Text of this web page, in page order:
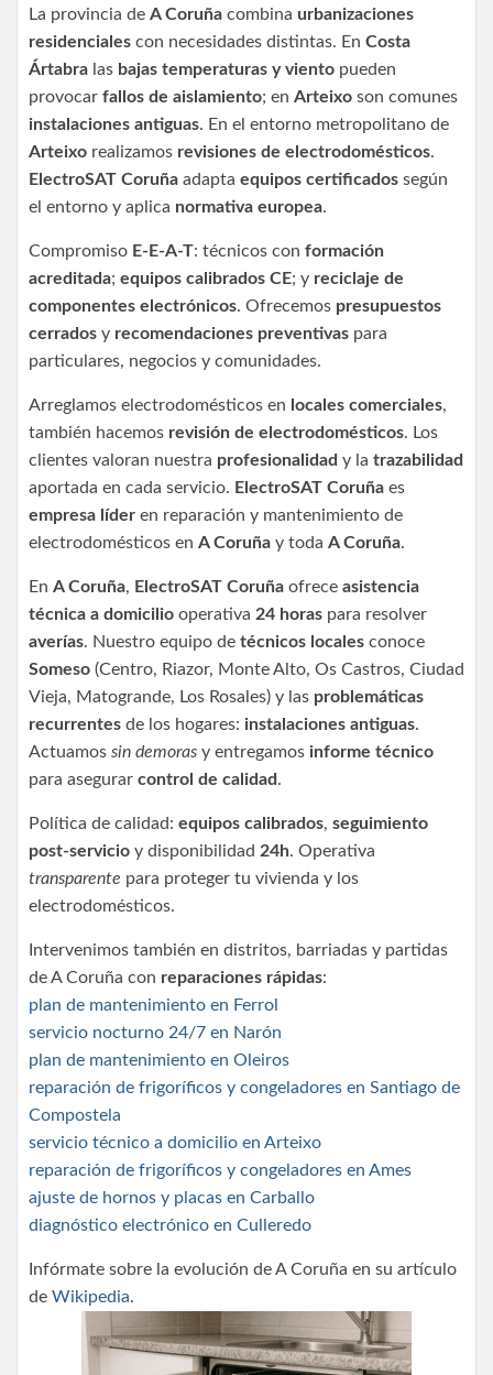
La provincia de A Coruña combina urbanizaciones
residenciales con necesidades distintas. En Costa
Ártabra las bajas temperaturas y viento pueden
provocar fallos de aislamiento; en Arteixo son comunes
instalaciones antiguas. En el entorno metropolitano de
Arteixo realizamos revisiones de electrodomésticos.
ElectroSAT Coruña adapta equipos certificados según
el entorno y aplica normativa europea.
Compromiso E-E-A-T: técnicos con formación
acreditada; equipos calibrados CE; y reciclaje de
componentes electrónicos. Ofrecemos presupuestos
cerrados y recomendaciones preventivas para
particulares, negocios y comunidades.
Arreglamos electrodomésticos en locales comerciales,
también hacemos revisión de electrodomésticos. Los
clientes valoran nuestra profesionalidad y la trazabilidad
aportada en cada servicio. ElectroSAT Coruña es
empresa líder en reparación y mantenimiento de
electrodomésticos en A Coruña y toda A Coruña.
En A Coruña, ElectroSAT Coruña ofrece asistencia
técnica a domicilio operativa 24 horas para resolver
averías. Nuestro equipo de técnicos locales conoce
Someso (Centro, Riazor, Monte Alto, Os Castros, Ciudad
Vieja, Matogrande, Los Rosales) y las problemáticas
recurrentes de los hogares: instalaciones antiguas.
Actuamos sin demoras y entregamos informe técnico
para asegurar control de calidad .
Política de calidad: equipos calibrados, seguimiento
post-servicio y disponibilidad 24h. Operativa
transparente para proteger tu vivienda y los
electrodomésticos.
Intervenimos también en distritos, barriadas y partidas
de A Coruña con reparaciones rápidas:
plan de mantenimiento en Ferrol
servicio nocturno 24/7 en Narón
plan de mantenimiento en Oleiros
reparación de frigoríficos y congeladores en Santiago de
Compostela
servicio técnico a domicilio en Arteixo
reparación de frigoríficos y congeladores en Ames
ajuste de hornos y placas en Carballo
diagnóstico electrónico en Culleredo
Infórmate sobre la evolución de A Coruña en su artículo
de Wikipedia.